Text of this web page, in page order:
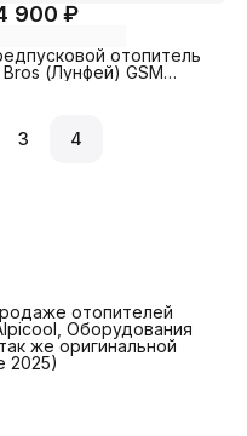
900 ₽
отопитель
Bros (Лунфей) GSM
3 4
отопителей
Оборудования
же оригинальной
2025)